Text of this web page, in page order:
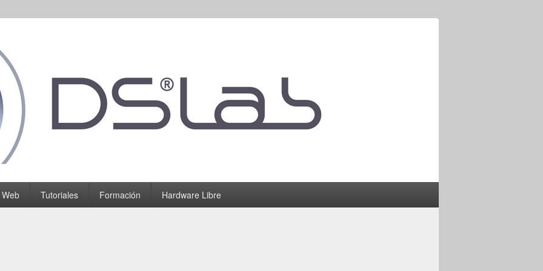
Tutoriales Formación Hardware Libre